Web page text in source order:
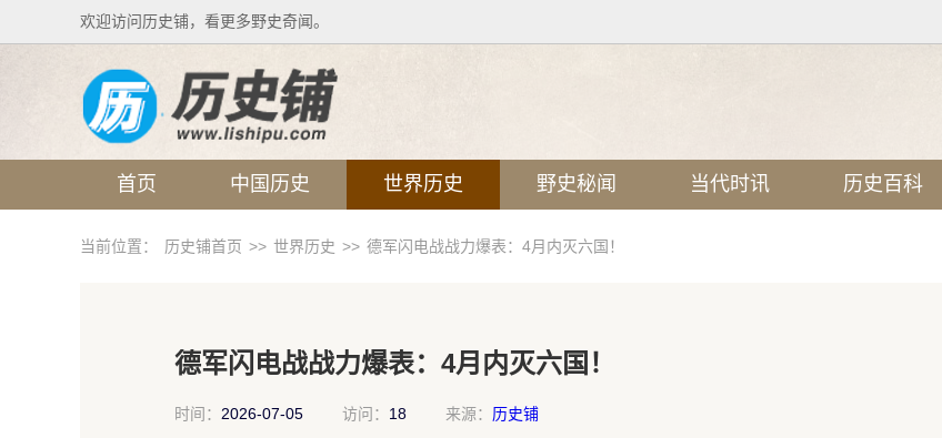
欢迎访问历史铺，看更多野史奇闻。
首页 中国历史 世界历史 野史秘闻 当代时讯 历史百科
当前位置： 历史铺首页 >> 世界历史 >> 德军闪电战战力爆表：4月内灭六国！
德军闪电战战力爆表：4月内灭六国！
时间： 2026-07-05 访问： 18 来源： 历史铺